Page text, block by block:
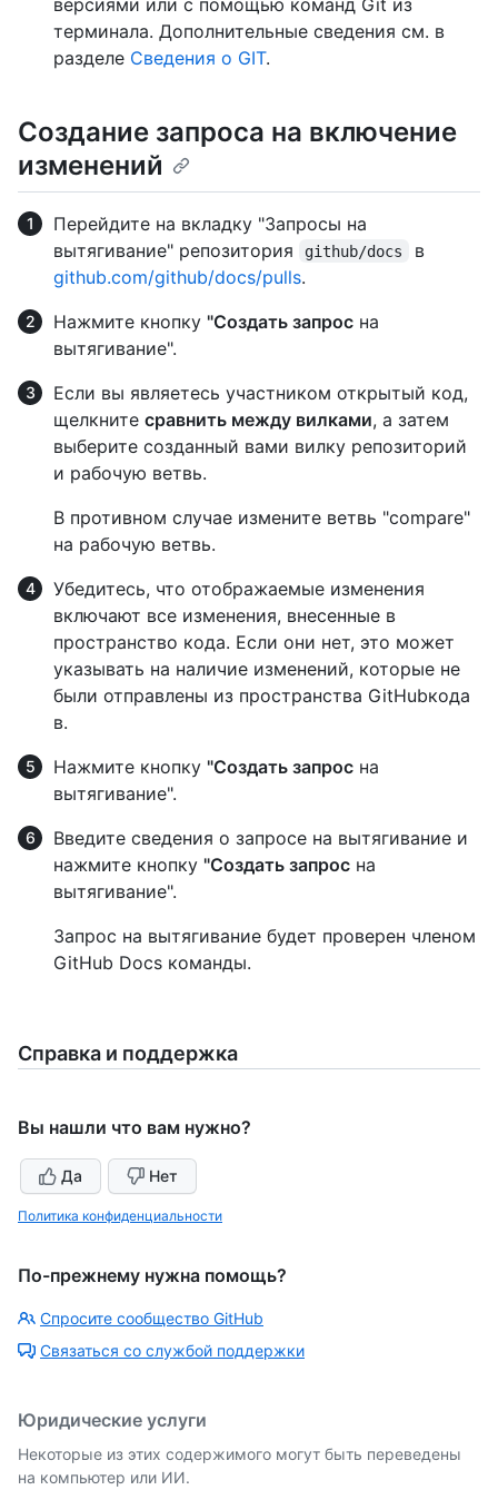
версиями или с помощью команд Git из
терминала. Дополнительные сведения см. в
разделе Сведения о GIT.
Создание запроса на включение
изменений
Перейдите на вкладку "Запросы на
вытягивание" репозитория
github/docs
в
github.com/github/docs/pulls.
Нажмите кнопку "Создать запрос на
вытягивание".
Если вы являетесь участником открытый код,
щелкните сравнить между вилками, а затем
выберите созданный вами вилку репозиторий
и рабочую ветвь.
В противном случае измените ветвь "compare"
на рабочую ветвь.
Убедитесь, что отображаемые изменения
включают все изменения, внесенные в
пространство кода. Если они нет, это может
указывать на наличие изменений, которые не
были отправлены из пространства GitHubкода
в.
Нажмите кнопку "Создать запрос на
вытягивание".
Введите сведения о запросе на вытягивание и
нажмите кнопку "Создать запрос на
вытягивание".
Запрос на вытягивание будет проверен членом
GitHub Docs команды.
Справка и поддержка
Вы нашли что вам нужно?
Да Нет
Политика конфиденциальности
По-прежнему нужна помощь?
Спросите сообщество GitHub
Связаться со службой поддержки
Юридические услуги
Некоторые из этих содержимого могут быть переведены
на компьютер или ИИ.